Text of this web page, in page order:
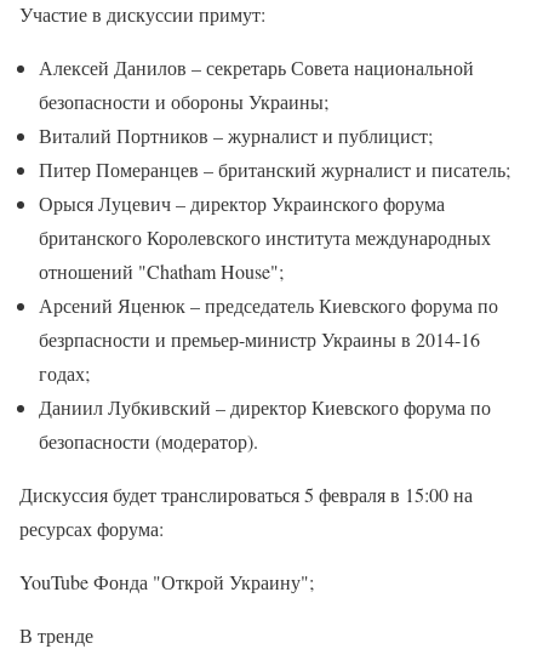
Участие в дискуссии примут:
Алексей Данилов – секретарь Совета национальной
безопасности и обороны Украины;
Виталий Портников – журналист и публицист;
Питер Померанцев – британский журналист и писатель;
Орыся Луцевич – директор Украинского форума
британского Королевского института международных
отношений "Chatham House";
Арсений Яценюк – председатель Киевского форума по
безрпасности и премьер-министр Украины в 2014-16
годах;
Даниил Лубкивский – директор Киевского форума по
безопасности (модератор).
Дискуссия будет транслироваться 5 февраля в 15:00 на
ресурсах форума:
YouTube Фонда "Открой Украину";
В тренде